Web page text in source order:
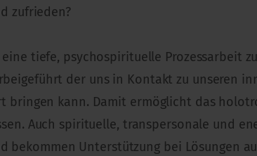
zufrieden?
tiefe, psychospirituelle Prozessarbeit
der uns in Kontakt zu unseren
bringen kann. Damit ermöglicht das
Auch spirituelle, transpersonale und
bekommen Unterstützung bei Lösungen